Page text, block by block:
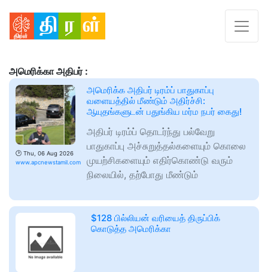
அமெரிக்கா அதிபர் :
🕑 Thu, 06 Aug 2026
www.apcnewstamil.com
​அமெரிக்க அதிபர் டிரம்ப் பாதுகாப்பு
வளையத்தில் மீண்டும் அதிர்ச்சி:
ஆயுதங்களுடன் பதுங்கிய மர்ம நபர் கைது!
அதிபர் டிரம்ப் தொடர்ந்து பல்வேறு
பாதுகாப்பு அச்சுறுத்தல்களையும் கொலை
முயற்சிகளையும் எதிர்கொண்டு வரும்
நிலையில், தற்போது மீண்டும்
$128 பில்லியன் வரியைத் திருப்பிக்
கொடுத்த அமெரிக்கா